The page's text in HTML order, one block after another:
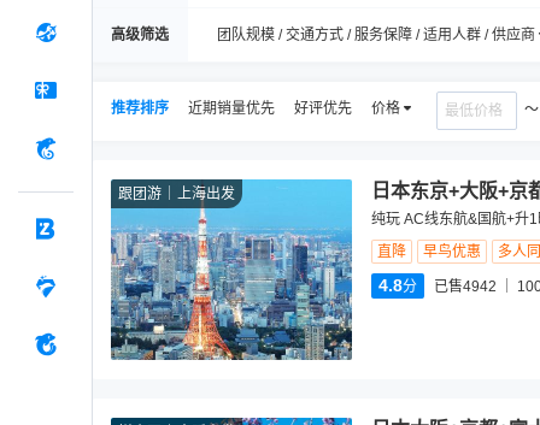
高级筛选 团队规模 / 交通方式 / 服务保障 / 适用人群 / 供应商
推荐排序 近期销量优先 好评优先 价格
跟团游 上海出发 日本东京+大阪+京
纯玩 AC线东航&国航+升
直降
早鸟优惠 多人
4.8分 已售4942